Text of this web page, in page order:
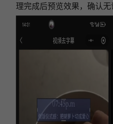
理完成后预览效果，确认